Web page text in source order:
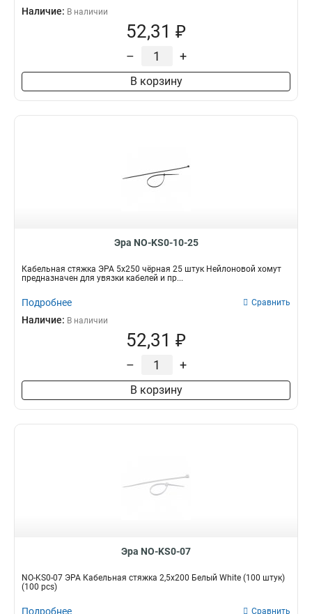
Наличие: В наличии
52,31 ₽
– +
В корзину
Эра NO-KS0-10-25
Кабельная стяжка ЭРА 5x250 чёрная 25 штук Нейлоновой хомут
предназначен для увязки кабелей и пр...
Подробнее Сравнить
Наличие: В наличии
52,31 ₽
– +
В корзину
Эра NO-KS0-07
NO-KS0-07 ЭРА Кабельная стяжка 2,5х200 Белый White (100 штук)
(100 pcs)
Подробнее Сравнить